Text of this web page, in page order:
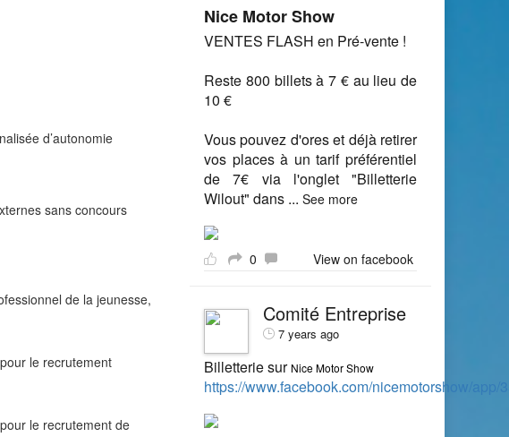
d’autonomie
sans concours
de la jeunesse,
le recrutement
le recrutement de
Nice Motor Show
VENTES FLASH en Pré-vente !
Reste 800 billets à 7 € au lieu de
10 €
Vous pouvez d'ores et déjà retirer
vos places à un tarif préférentiel
de 7€ via l'onglet "Billetterie
Wilout" dans ... See more
0 View on facebook
Comité Entreprise
7 years ago
Billetterie sur Nice Motor Show
https://www.facebook.com/nicemotorshow/app/